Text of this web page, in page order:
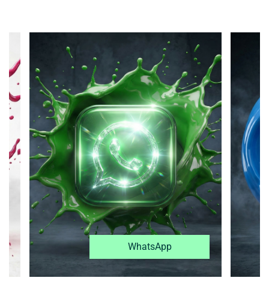
WhatsApp